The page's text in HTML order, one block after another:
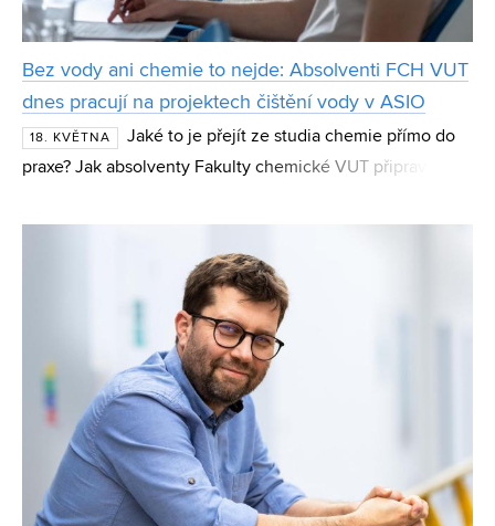
Bez vody ani chemie to nejde: Absolventi FCH VUT
dnes pracují na projektech čištění vody v ASIO
18. KVĚTNA
Jaké to je přejít ze studia chemie přímo do
praxe? Jak absolventy Fakulty chemické VUT připraví
současným studentům? O své zkušenosti se podělili dva